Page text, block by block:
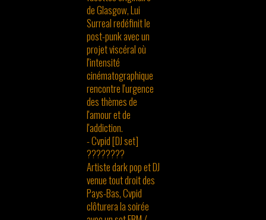
de Glasgow, Lui
Surreal redéfinit le
post-punk avec un
projet viscéral où
l'intensité
cinématographique
rencontre l'urgence
des thèmes de
l'amour et de
l'addiction.
- Cvpid [DJ set]
????????
Artiste dark pop et DJ
venue tout droit des
Pays-Bas, Cvpid
clôturera la soirée